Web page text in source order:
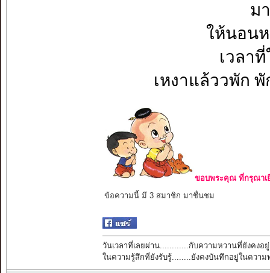
ม
ให้นอน
เวลา
เหงาแล้ววพัก
ขอบพระคุณ ที่กรุณาเ
ข้อความนี้ มี 3 สมาชิก มาชื่นชม
วันเวลาที่เลยผ่าน............กับความหวานที่ยังคงอยู่
ในความรู้สึกที่ยังรับรู้........ยังคงบันทึกอยู่ในความ